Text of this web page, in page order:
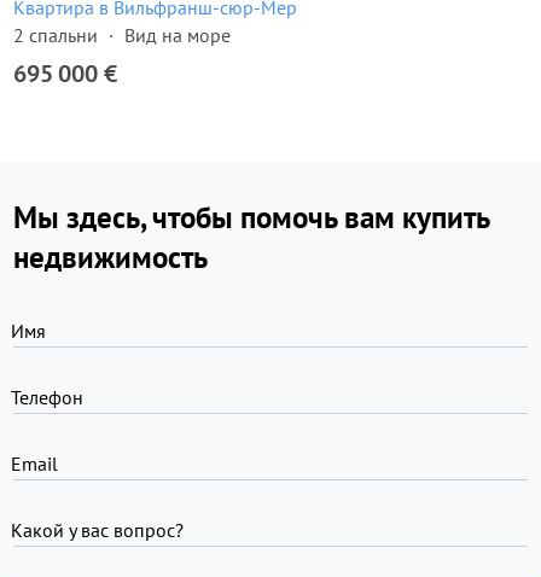
Квартира в Вильфранш-сюр-Мер
2 спальни
Вид на море
695 000 €
Мы здесь, чтобы помочь вам купить
недвижимость
Имя
Телефон
Email
Какой у вас вопрос?